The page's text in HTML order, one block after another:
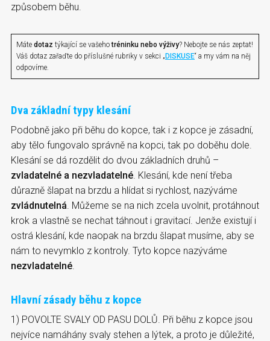
způsobem běhu.
Máte dotaz týkající se vašehotréninku nebo výživy? Nebojte se nás zeptat!
Váš dotaz zařaďte do příslušné rubriky v sekci „DISKUSE“ a my vám na něj
odpovíme.
Dva základní typy klesání
Podobně jako při běhu do kopce, tak i z kopce je zásadní,
aby tělo fungovalo správně na kopci, tak po doběhu dole.
Klesání se dá rozdělit do dvou základních druhů –
zvladatelné a nezvladatelné . Klesání, kde není třeba
důrazně šlapat na brzdu a hlídat si rychlost, nazýváme
zvládnutelná . Můžeme se na nich zcela uvolnit, protáhnout
krok a vlastně se nechat táhnout i gravitací. Jenže existují i
ostrá klesání, kde naopak na brzdu šlapat musíme, aby se
nám to nevymklo z kontroly. Tyto kopce nazýváme
nezvladatelné
Hlavní zásady běhu z kopce
1) POVOLTE SVALY OD PASU DOLŮ. Při běhu z kopce jsou
nejvíce namáhány svaly stehen a lýtek, a proto je důležité,